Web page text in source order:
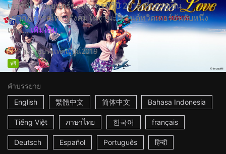
เวอร์ชั่นภาพยนตร์ของละครทีวีปี 2018 ที่กลายเป็น
ปรากฏการณ์ทางสังคมในฐานะเทรนด์ทวิตเตอร์อันดับหนึ่ง
และ... เพิ่มเติม
1h53mประเทศญี่ปุ่น2019
ฟรี
คำบรรยาย
English
繁體中文 简体中文 Bahasa Indonesia
Tiếng Việt ภาษาไทย 한국어 français
Deutsch Español Português हिन्दी